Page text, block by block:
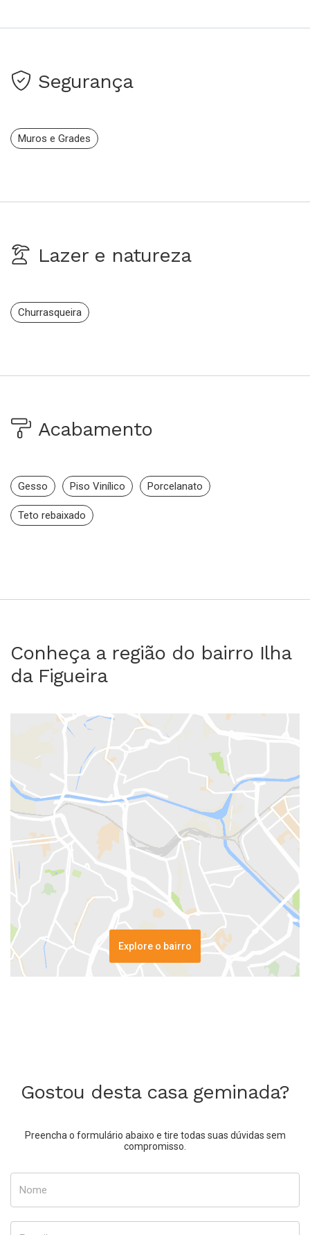
Segurança
Muros e Grades
Lazer e natureza
Churrasqueira
Acabamento
Gesso Piso Vinílico Porcelanato
Teto rebaixado
Conheça a região do bairro Ilha
da Figueira
Explore o bairro
Gostou desta casa geminada?
Preencha o formulário abaixo e tire todas suas dúvidas sem
compromisso.